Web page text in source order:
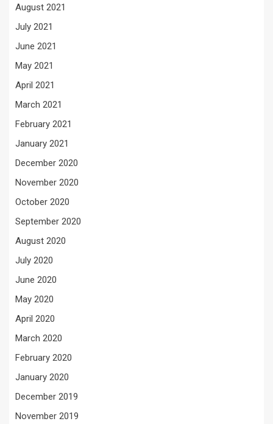
August 2021
July 2021
June 2021
May 2021
April 2021
March 2021
February 2021
January 2021
December 2020
November 2020
October 2020
September 2020
August 2020
July 2020
June 2020
May 2020
April 2020
March 2020
February 2020
January 2020
December 2019
November 2019